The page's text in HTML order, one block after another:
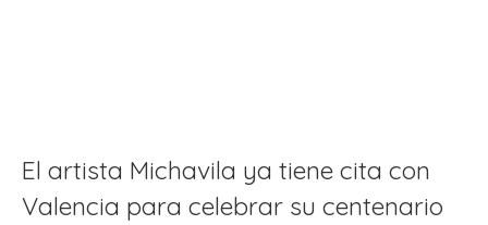
El artista Michavila ya tiene cita con
Valencia para celebrar su centenario